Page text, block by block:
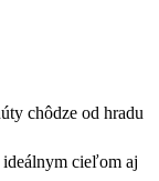
chôdze od hradu
cieľom aj